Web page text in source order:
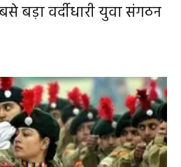
बड़ा वर्दीधारी युवा संगठन